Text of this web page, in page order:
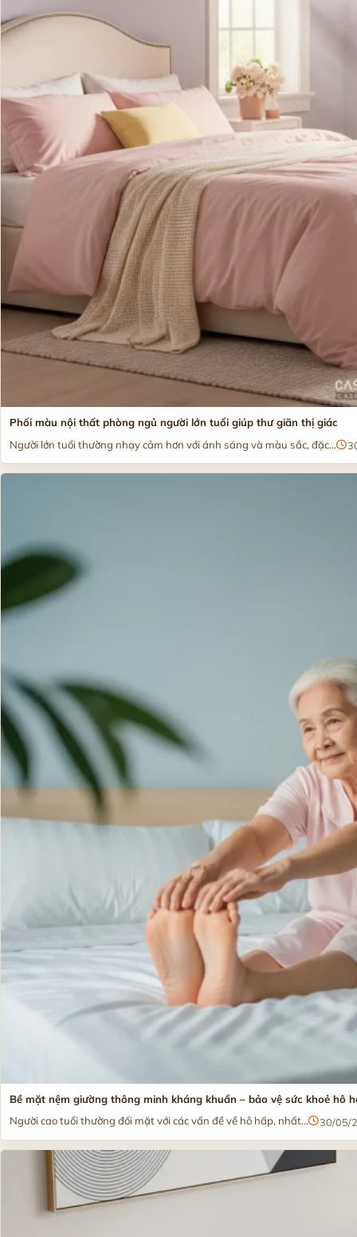
Phối màu nội thất phòng ngủ người lớn tuổi giúp thư giãn thị giác
Người lớn tuổi thường nhạy cảm hơn với ánh sáng và màu sắc, đặc...
Bề mặt nệm giường thông minh kháng khuẩn – bảo vệ sức khoẻ hô
Người cao tuổi thường đối mặt với các vấn đề về hô hấp, nhất...
30/05/